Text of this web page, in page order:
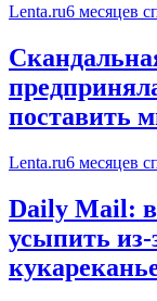
Lenta.ru6 месяцев
поставить
Lenta.ru6 месяцев
Daily Mail: в
усыпить из-